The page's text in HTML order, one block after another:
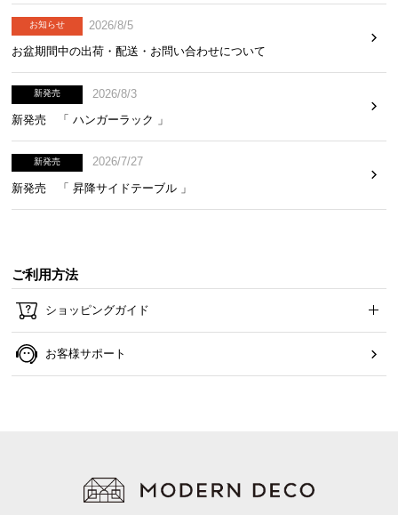
お知らせ
2026/8/5
お盆期間中の出荷・配送・お問い合わせについて
新発売
2026/8/3
新発売 「 ハンガーラック 」
新発売
2026/7/27
新発売 「 昇降サイドテーブル 」
ご利用方法
ショッピングガイド
お客様サポート